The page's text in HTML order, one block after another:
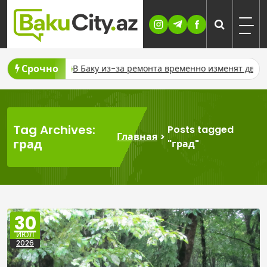
Skip
content
Срочно
временно изменят движение шести автобусных
Tag Archives:
град
Главная>
Posts tagged
"град"
30
ИЮЛ
2026